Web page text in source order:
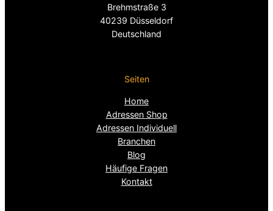
Brehmstraße 3
40239 Düsseldorf
Deutschland
Seiten
Home
Adressen Shop
Adressen Individuell
Branchen
Blog
Häufige Fragen
Kontakt